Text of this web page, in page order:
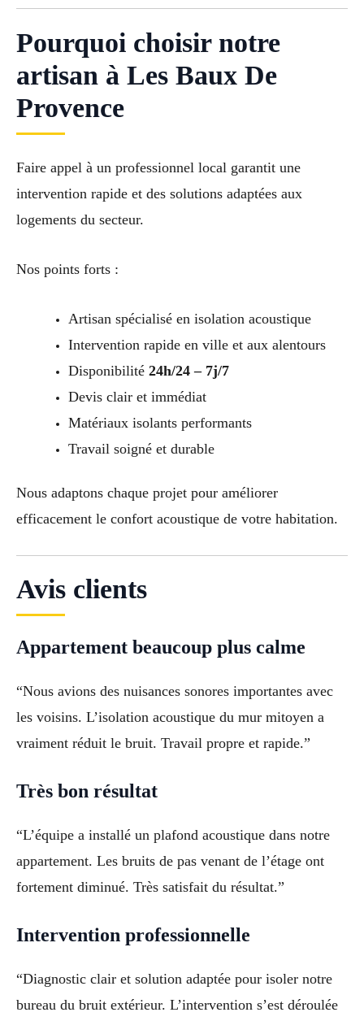
Pourquoi choisir notre
artisan à Les Baux De
Provence
Faire appel à un professionnel local garantit une
intervention rapide et des solutions adaptées aux
logements du secteur.
Nos points forts :
Artisan spécialisé en isolation acoustique
Intervention rapide en ville et aux alentours
Disponibilité 24h/24 – 7j/7
Devis clair et immédiat
Matériaux isolants performants
Travail soigné et durable
Nous adaptons chaque projet pour améliorer
efficacement le confort acoustique de votre habitation.
Avis clients
Appartement beaucoup plus calme
“Nous avions des nuisances sonores importantes avec
les voisins. L’isolation acoustique du mur mitoyen a
vraiment réduit le bruit. Travail propre et rapide.”
Très bon résultat
“L’équipe a installé un plafond acoustique dans notre
appartement. Les bruits de pas venant de l’étage ont
fortement diminué. Très satisfait du résultat.”
Intervention professionnelle
“Diagnostic clair et solution adaptée pour isoler notre
bureau du bruit extérieur. L’intervention s’est déroulée